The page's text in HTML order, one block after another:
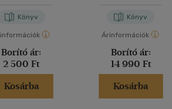
Könyv
Borító ár:
2 500 Ft
Kosárba
Könyv
Árinformációk
Borító ár:
14 990 Ft
Kosárba